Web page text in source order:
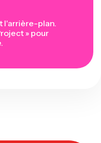
l'arrière-plan.
» pour